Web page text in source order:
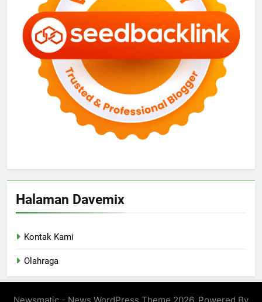
Halaman Davemix
Kontak Kami
Olahraga